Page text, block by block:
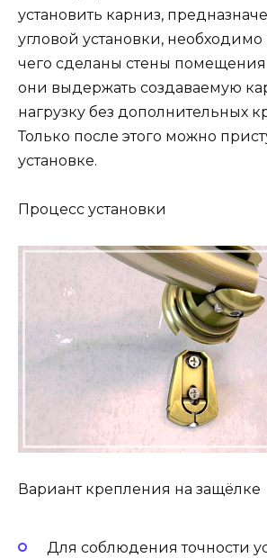
установить карниз,
угловой установки, необходимо
чего сделаны стены помещения
они выдержать создаваемую
нагрузку без дополнительных
Только после этого можно
установке.
Процесс установки
Вариант крепления на защёлке
Для соблюдения точности